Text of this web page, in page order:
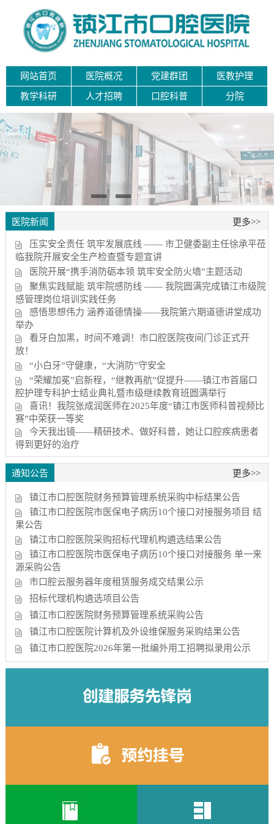
网站首页 医院概况 党建群团 医教护理
教学科研 人才招聘 口腔科普 分院
医院新闻 更多>>
压实安全责任 筑牢发展底线 —— 市卫健委副主任徐承平莅
临我院开展安全生产检查暨专题宣讲
医院开展“携手消防砺本领 筑牢安全防火墙”主题活动
聚焦实践赋能 筑牢院感防线 —— 我院圆满完成镇江市级院
感管理岗位培训实践任务
感悟思想伟力 涵养道德情操——我院第六期道德讲堂成功
举办
看牙白加黑，时间不难调！市口腔医院夜间门诊正式开
放！
“小白牙”守健康，“大消防”守安全
“荣耀加冕”启新程，“继教再航”促提升——镇江市首届口
腔护理专科护士结业典礼暨市级继续教育班圆满举行
喜讯！我院张成润医师在2025年度“镇江市医师科普视频比
赛”中荣获一等奖
今天我出镜——精研技术、做好科普，她让口腔疾病患者
得到更好的治疗
通知公告 更多>>
镇江市口腔医院财务预算管理系统采购中标结果公告
镇江市口腔医院市医保电子病历10个接口对接服务项目 结
果公告
镇江市口腔医院采购招标代理机构遴选结果公告
镇江市口腔医院市医保电子病历10个接口对接服务 单一来
源采购公告
市口腔云服务器年度租赁服务成交结果公示
招标代理机构遴选项目公告
镇江市口腔医院财务预算管理系统采购公告
镇江市口腔医院计算机及外设维保服务采购结果公告
镇江市口腔医院2026年第一批编外用工招聘拟录用公示